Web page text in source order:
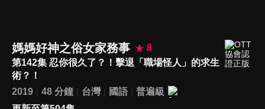
媽媽好神之俗女家務事
8
第142集 忍你很久了？！擊退「職場怪人」的求生
術？！
2019
48 分鐘 台灣 國語
普遍級